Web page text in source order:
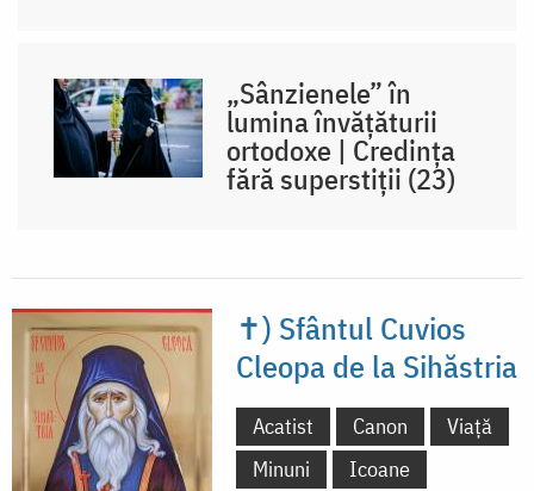
„Sânzienele” în
lumina învățăturii
ortodoxe | Credința
fără superstiții (23)
✝) Sfântul Cuvios
Cleopa de la Sihăstria
Acatist Canon
Viață
Minuni
Icoane